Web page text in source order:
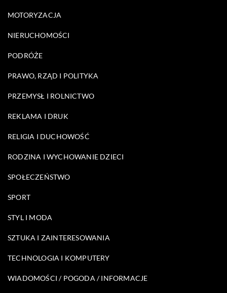
MOTORYZACJA
NIERUCHOMOŚCI
PODRÓŻE
PRAWO, RZĄD I POLITYKA
PRZEMYSŁ I ROLNICTWO
REKLAMA I DRUK
RELIGIA I DUCHOWOŚĆ
RODZINA I WYCHOWANIE DZIECI
SPOŁECZEŃSTWO
SPORT
STYL I MODA
SZTUKA I ZAINTERESOWANIA
TECHNOLOGIA I KOMPUTERY
WIADOMOŚCI / POGODA / INFORMACJE